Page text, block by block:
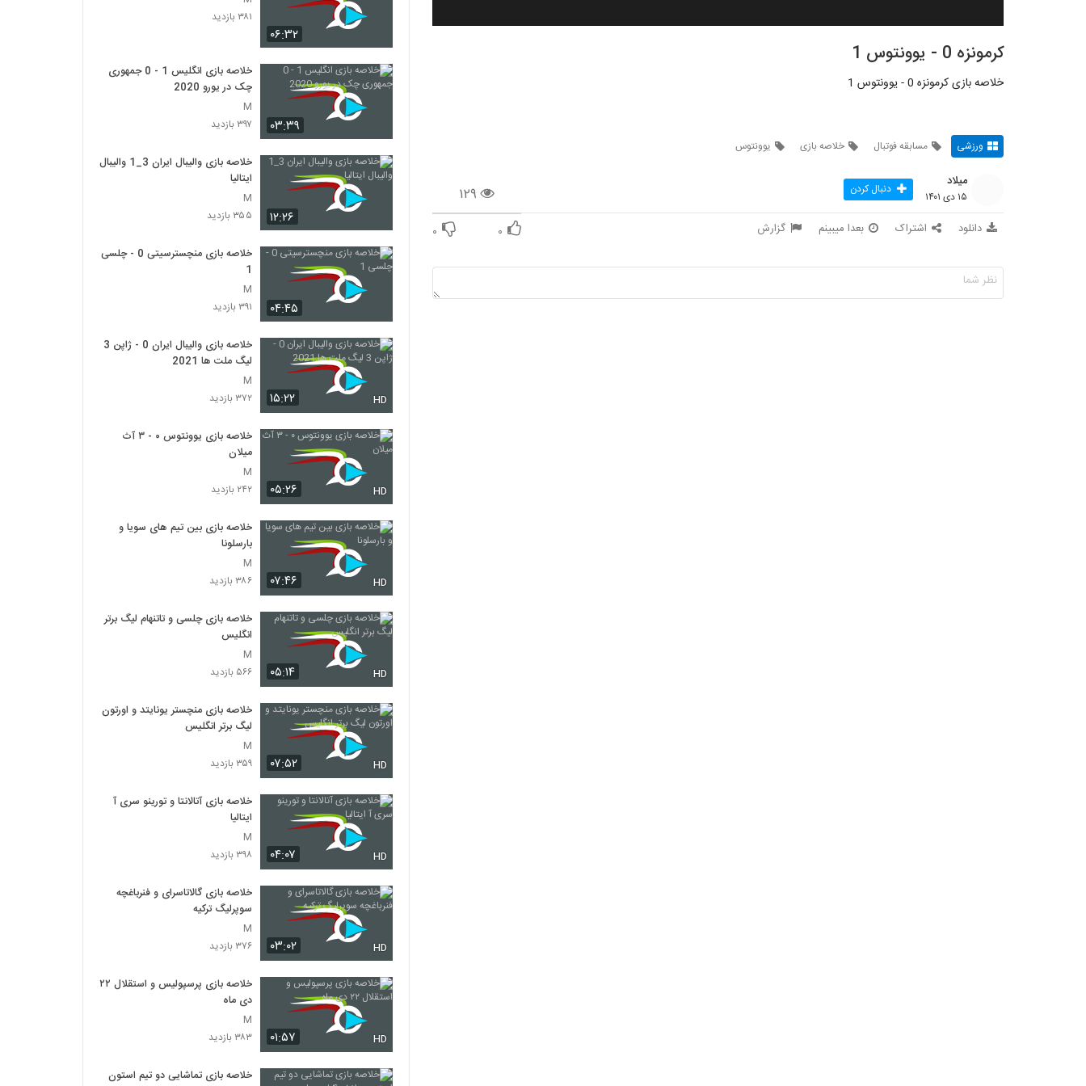
کرمونزه 0 - یوونتوس 1
خلاصه بازی کرمونزه 0 - یوونتوس 1
ورزشی مسابقه فوتبال خلاصه بازی یوونتوس
۱۲۹
میلاد
۱۵ دی ۱۴۰۱ دنبال کردن
دانلود اشتراک بعدا میبینم گزارش ۰ ۰
۰۶:۳۲
۳۸۱ بازدید
۰۳:۳۹
خلاصه بازی انگلیس 1 - 0 جمهوری
چک در یورو 2020
M
۳۹۷ بازدید
۱۲:۲۶
خلاصه بازی والیبال ایران 3_1 والیبال
ایتالیا
M
۳۵۵ بازدید
۰۴:۴۵
خلاصه بازی منچسترسیتی 0 - چلسی
1
M
۳۹۱ بازدید
۱۵:۲۲ HD
خلاصه بازی والیبال ایران 0 - ژاپن 3
لیگ ملت ها 2021
M
۳۷۲ بازدید
۰۵:۲۶ HD
خلاصه بازی یوونتوس ۰ - ۳ آث
میلان
M
۲۴۲ بازدید
۰۷:۴۶ HD
خلاصه بازی بین تیم های سویا و
بارسلونا
M
۳۸۶ بازدید
۰۵:۱۴ HD
خلاصه بازی چلسی و تاتنهام لیگ برتر
انگلیس
M
۵۶۶ بازدید
۰۷:۵۲ HD
خلاصه بازی منچستر یونایتد و اورتون
لیگ برتر انگلیس
M
۳۵۹ بازدید
۰۴:۰۷ HD
خلاصه بازی آتالانتا و تورینو سری آ
ایتالیا
M
۳۹۸ بازدید
۰۳:۰۲ HD
خلاصه بازی گالاتاسرای و فنرباغچه
سوپرلیگ ترکیه
M
۳۷۶ بازدید
۰۱:۵۷ HD
خلاصه بازی پرسپولیس و استقلال ۲۲
دی ماه
M
۳۸۳ بازدید
خلاصه بازی تماشایی دو تیم استون